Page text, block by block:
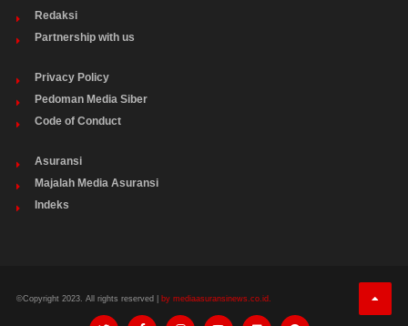
Redaksi
Partnership with us
Privacy Policy
Pedoman Media Siber
Code of Conduct
Asuransi
Majalah Media Asuransi
Indeks
©Copyright 2023. All rights reserved | by mediaasuransinews.co.id.